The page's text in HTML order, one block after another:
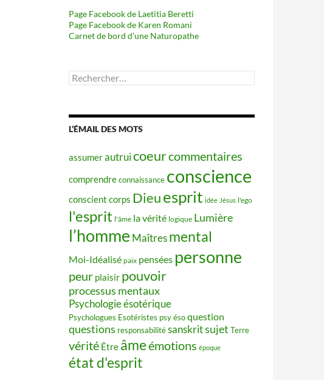
Page Facebook de Laetitia Beretti
Page Facebook de Karen Romani
Carnet de bord d’une Naturopathe
Rechercher :
L’ÉMAIL DES MOTS
assumerautruicoeurcommentaires
comprendreconnaissance conscience
conscient corps Dieuesprit idée Jésus l'ego
l'esprit l'âme la vérité logique Lumière
l’homme Maîtres mental
Moi-Idéalisé paix pensées personne
peur plaisir pouvoir
processus mentaux
Psychologie ésotérique
Psychologues Esotéristes psy ésoquestion
questions responsabilitésanskritsujet Terre
vérité Être âmeémotions époque
état d'esprit